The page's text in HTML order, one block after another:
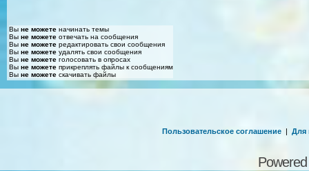
Вы не можете начинать темы
Вы не можете отвечать на сообщения
Вы не можете редактировать свои сообщения
Вы не можете удалять свои сообщения
Вы не можете голосовать в опросах
Вы не можете прикреплять файлы к сообщениям
Вы не можете скачивать файлы
Пользовательское соглашение | Для